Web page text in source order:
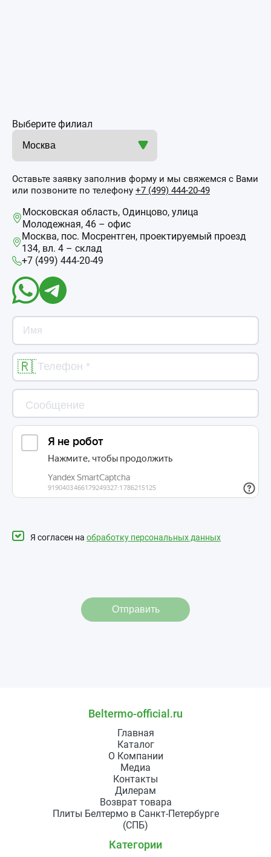
Выберите филиал
Оставьте заявку заполнив форму и мы свяжемся с Вами
или позвоните по телефону +7 (499) 444-20-49
Московская область, Одинцово, улица
Молодежная, 46 – офис
Москва, пос. Мосрентген, проектируемый проезд
134, вл. 4 – склад
+7 (499) 444-20-49
Я согласен на обработку персональных данных
Отправить
Beltermo-official.ru
Главная
Каталог
О Компании
Медиа
Контакты
Дилерам
Возврат товара
Плиты Белтермо в Санкт-Петербурге
(СПБ)
Категории